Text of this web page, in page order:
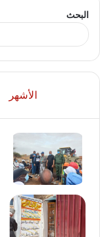
البحث
الأشهر